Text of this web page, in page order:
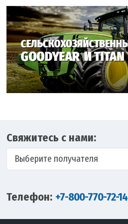
Свяжитесь с нами:
Выберите получателя
Телефон: +7-800-770-72-14